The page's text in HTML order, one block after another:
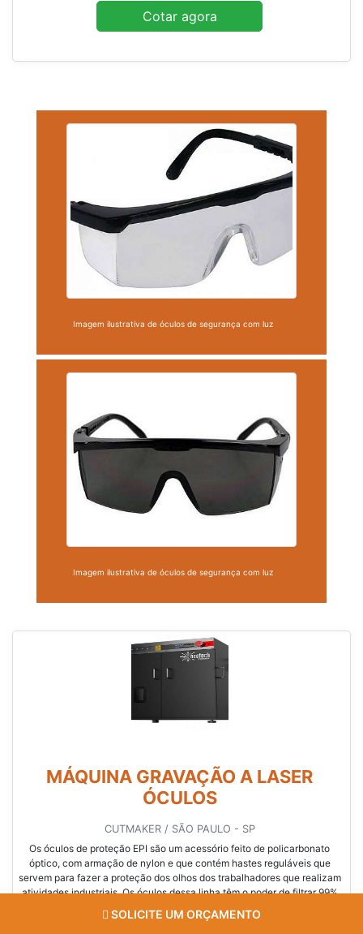
Cotar agora
Imagem ilustrativa de óculos de segurança com luz
Imagem ilustrativa de óculos de segurança com luz
MÁQUINA GRAVAÇÃO A LASER
ÓCULOS
CUTMAKER / SÃO PAULO - SP
Os óculos de proteção EPI são um acessório feito de policarbonato
óptico, com armação de nylon e que contém hastes reguláveis que
servem para fazer a proteção dos olhos dos trabalhadores que realizam
atividades industriais. Os óculos dessa linha têm o poder de filtrar 99%
dos raios ultravioletas e não permitem que fragmento machuque os
olhos...
SOLICITE UM ORÇAMENTO